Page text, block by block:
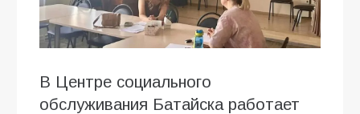
В Центре социального
обслуживания Батайска работает